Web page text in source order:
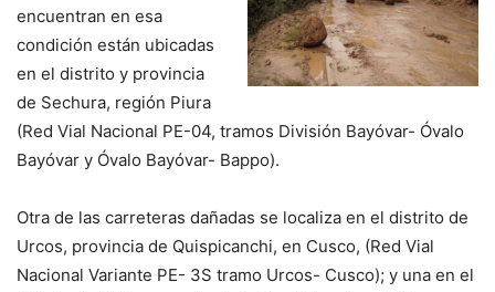
encuentran en esa
condición están ubicadas
en el distrito y provincia
de Sechura, región Piura
(Red Vial Nacional PE-04, tramos División Bayóvar- Óvalo
Bayóvar y Óvalo Bayóvar- Bappo).
Otra de las carreteras dañadas se localiza en el distrito de
Urcos, provincia de Quispicanchi, en Cusco, (Red Vial
Nacional Variante PE- 3S tramo Urcos- Cusco); y una en el